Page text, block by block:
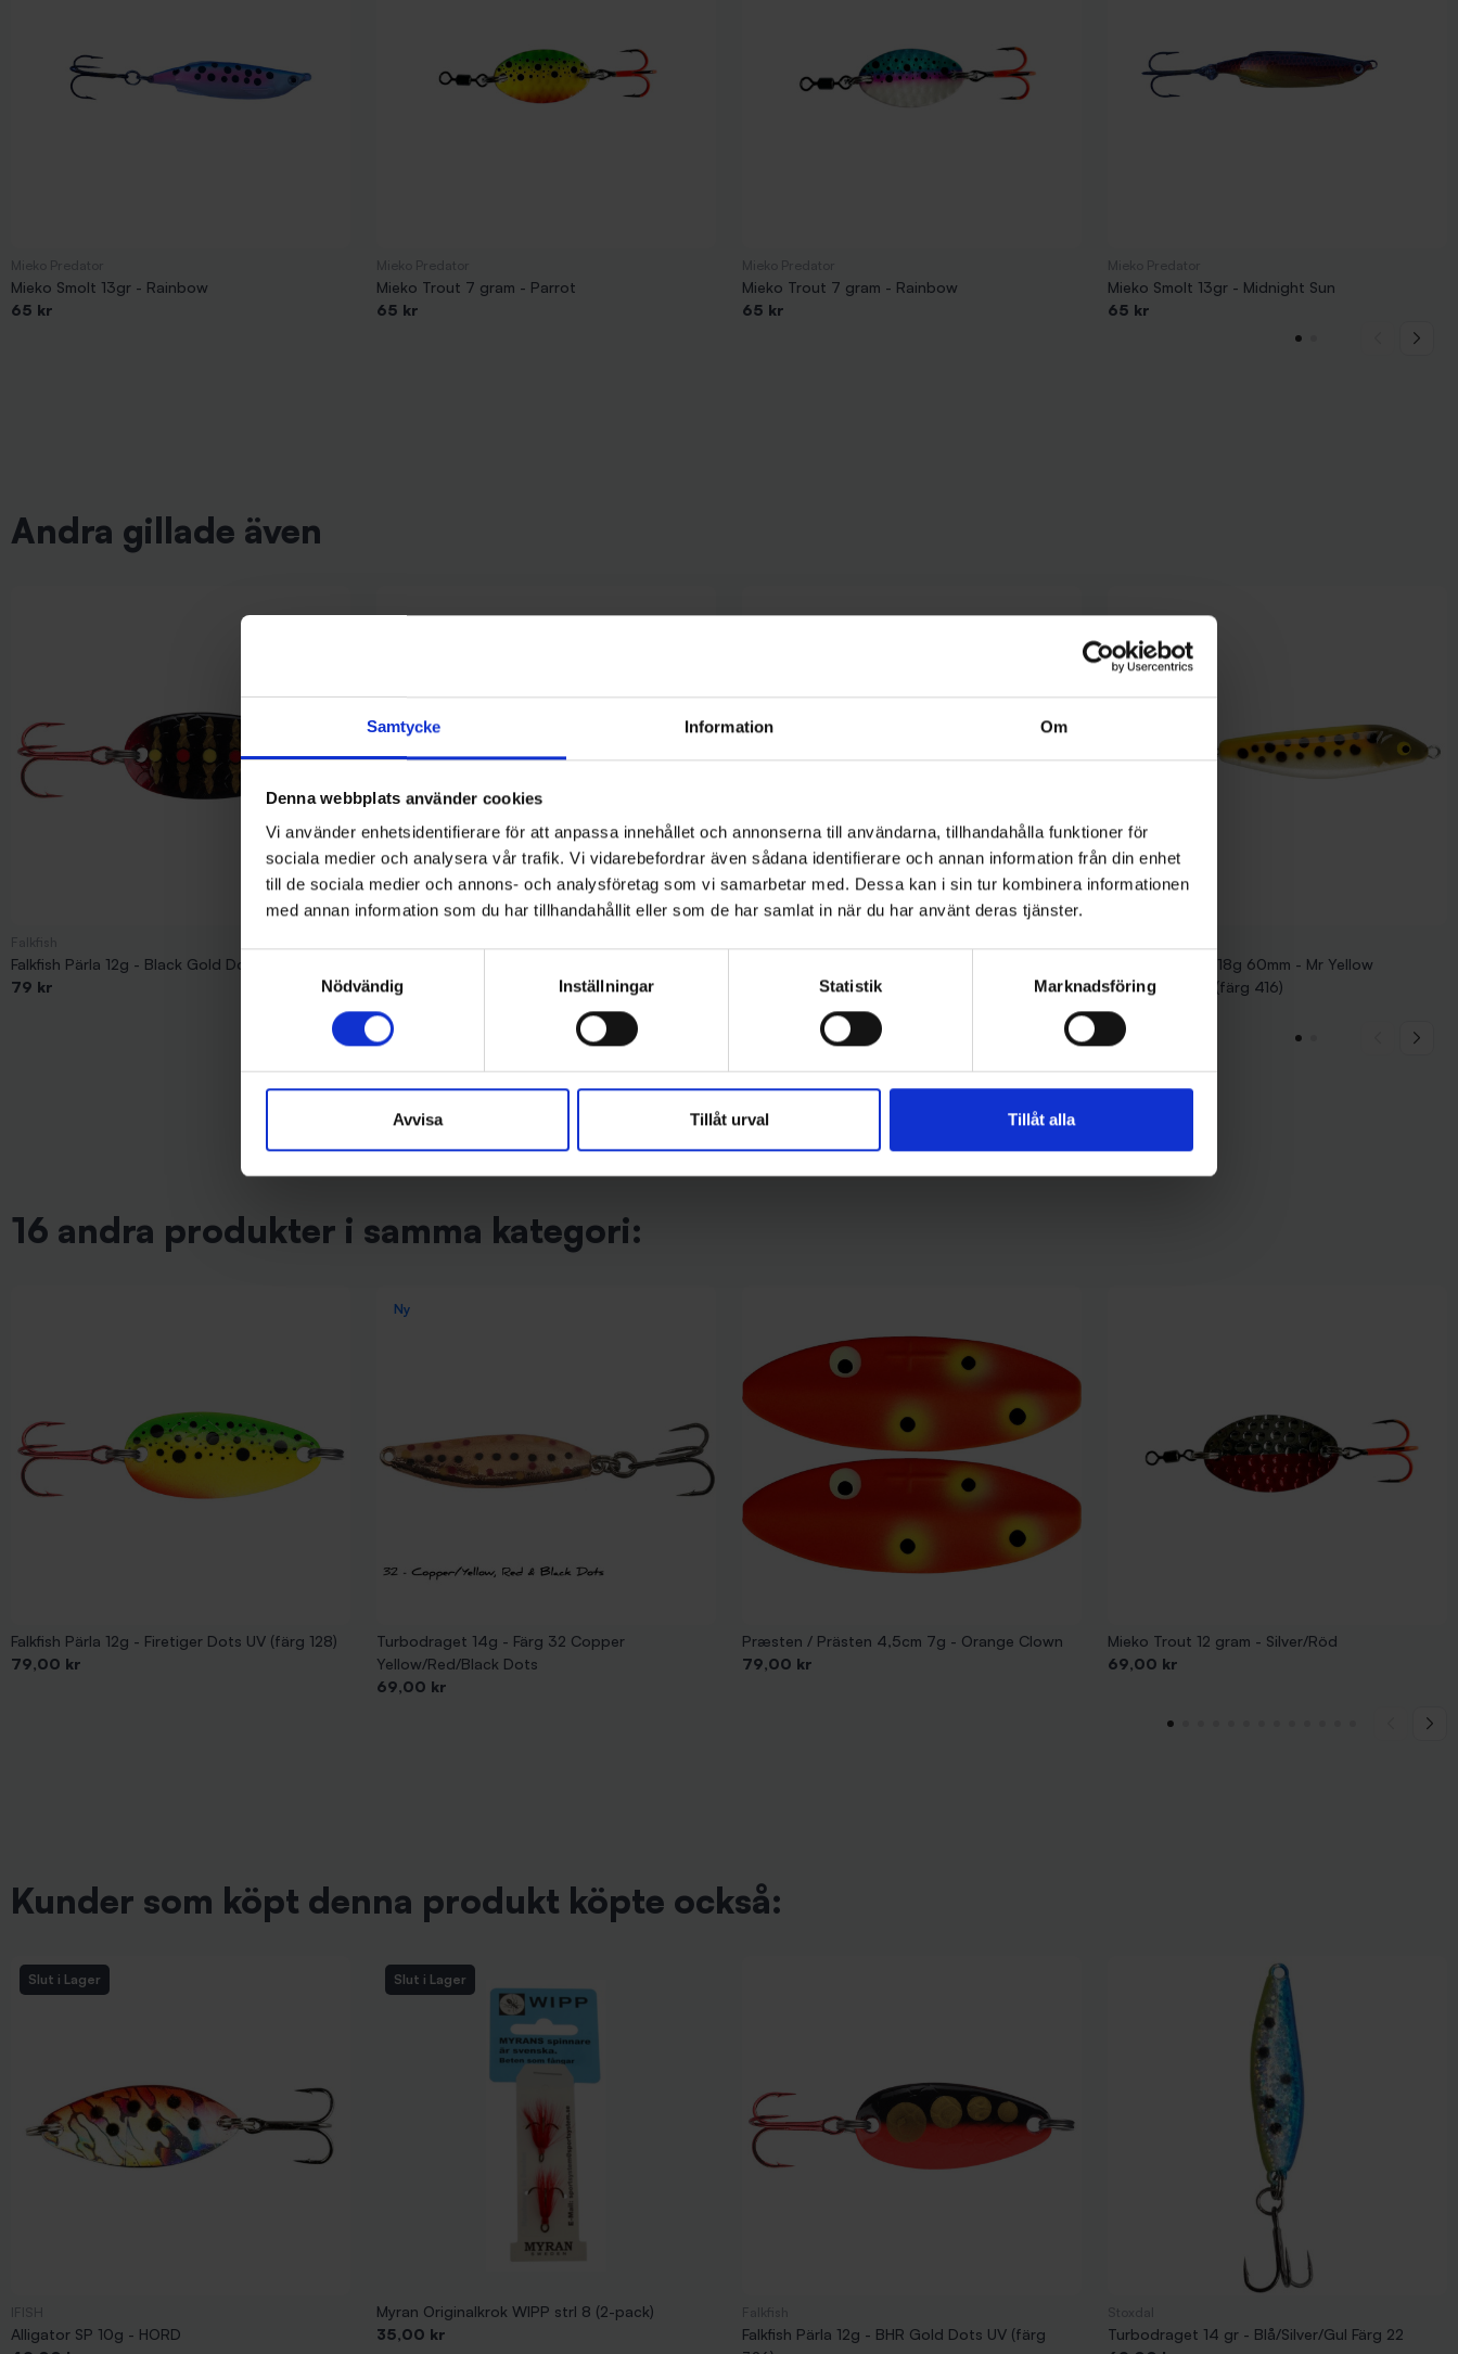
Samtycke Information Om
Denna webbplats använder cookies
Vi använder enhetsidentifierare för att anpassa innehållet och annonserna till användarna, tillhandahålla funktioner för
sociala medier och analysera vår trafik. Vi vidarebefordrar även sådana identifierare och annan information från din enhet
till de sociala medier och annons- och analysföretag som vi samarbetar med. Dessa kan i sin tur kombinera informationen
med annan information som du har tillhandahållit eller som de har samlat in när du har använt deras tjänster.
Samtyckesval
Nödvändig
Inställningar Statistik Marknadsföring
Avvisa Tillåt urval Tillåt alla
Mieko Smolt 13gr - Rainbow
65 kr
Mieko Trout 7 gram - Parrot
65 kr
Mieko Trout 7 gram - Rainbow
65 kr
Mieko Smolt 13gr - Midnight Sun
65 kr
Andra gillade även
Falkfish Pärla 12g - Black Gold Dots (färg 830)
79 kr
65 kr
Falkfish Spöket 18g 60mm - Mr Yellow
Greenhead UV (färg 416)
99 kr
16 andra produkter i samma kategori:
Falkfish Pärla 12g - Firetiger Dots UV (färg 128)
Pris
79,00 kr
Ny
Turbodraget 14g - Färg 32 Copper
Yellow/Red/Black Dots
Pris
69,00 kr
Præsten / Prästen 4,5cm 7g - Orange Clown
Pris
79,00 kr
Mieko Trout 12 gram - Silver/Röd
Pris
69,00 kr
Kunder som köpt denna produkt köpte också:
Slut i Lager
Alligator SP 10g - HORD
Slut i Lager
Myran Originalkrok WIPP strl 8 (2-pack)
Pris
35,00 kr
Falkfish Pärla 12g - BHR Gold Dots UV (färg
Turbodraget 14 gr - Blå/Silver/Gul Färg 22